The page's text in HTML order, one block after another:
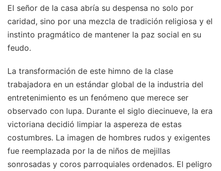
El señor de la casa abría su despensa no solo por
caridad, sino por una mezcla de tradición religiosa y el
instinto pragmático de mantener la paz social en su
feudo.
La transformación de este himno de la clase
trabajadora en un estándar global de la industria del
entretenimiento es un fenómeno que merece ser
observado con lupa. Durante el siglo diecinueve, la era
victoriana decidió limpiar la aspereza de estas
costumbres. La imagen de hombres rudos y exigentes
fue reemplazada por la de niños de mejillas
sonrosadas y coros parroquiales ordenados. El peligro